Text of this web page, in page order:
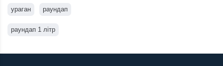
ураган раундап
раундап 1 літр